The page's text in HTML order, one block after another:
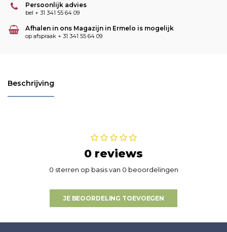
Persoonlijk advies
bel + 31 341 55 64 09
Afhalen in ons Magazijn in Ermelo is mogelijk
op afspraak + 31 341 55 64 09
Beschrijving
0 reviews
0 sterren op basis van 0 beoordelingen
JE BEOORDELING TOEVOEGEN